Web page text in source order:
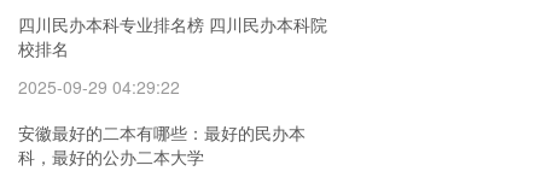
四川民办本科专业排名榜 四川民办本科院
校排名
2025-09-29 04:29:22
安徽最好的二本有哪些：最好的民办本
科，最好的公办二本大学